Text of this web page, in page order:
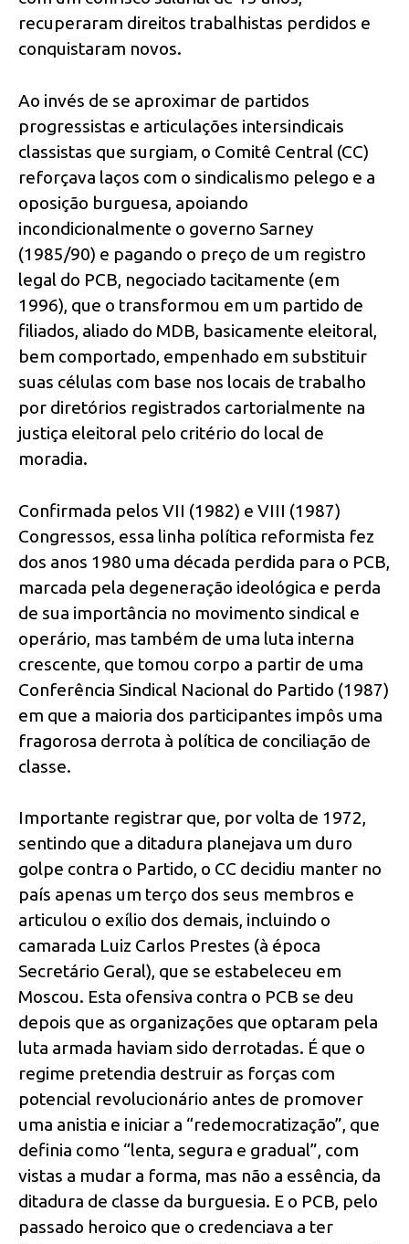
recuperaram direitos trabalhistas perdidos e
conquistaram novos.
Ao invés de se aproximar de partidos
progressistas e articulações intersindicais
classistas que surgiam, o Comitê Central (CC)
reforçava laços com o sindicalismo pelego e a
oposição burguesa, apoiando
incondicionalmente o governo Sarney
(1985/90) e pagando o preço de um registro
legal do PCB, negociado tacitamente (em
1996), que o transformou em um partido de
filiados, aliado do MDB, basicamente eleitoral,
bem comportado, empenhado em substituir
suas células com base nos locais de trabalho
por diretórios registrados cartorialmente na
justiça eleitoral pelo critério do local de
moradia.
Confirmada pelos VII (1982) e VIII (1987)
Congressos, essa linha política reformista fez
dos anos 1980 uma década perdida para o PCB,
marcada pela degeneração ideológica e perda
de sua importância no movimento sindical e
operário, mas também de uma luta interna
crescente, que tomou corpo a partir de uma
Conferência Sindical Nacional do Partido (1987)
em que a maioria dos participantes impôs uma
fragorosa derrota à política de conciliação de
classe.
Importante registrar que, por volta de 1972,
sentindo que a ditadura planejava um duro
golpe contra o Partido, o CC decidiu manter no
país apenas um terço dos seus membros e
articulou o exílio dos demais, incluindo o
camarada Luiz Carlos Prestes (à época
Secretário Geral), que se estabeleceu em
Moscou. Esta ofensiva contra o PCB se deu
depois que as organizações que optaram pela
luta armada haviam sido derrotadas. É que o
regime pretendia destruir as forças com
potencial revolucionário antes de promover
uma anistia e iniciar a “redemocratização”, que
definia como “lenta, segura e gradual”, com
vistas a mudar a forma, mas não a essência, da
ditadura de classe da burguesia. E o PCB, pelo
passado heroico que o credenciava a ter